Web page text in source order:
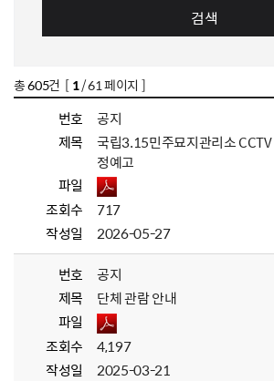
검색
총605건 [ 1/ 61 페이지 ]
번호
공지
제목
국립3.15민주묘지관리소
정예고
파일
조회수
717
작성일
2026-05-27
번호
공지
제목
단체 관람 안내
파일
조회수
4,197
작성일
2025-03-21